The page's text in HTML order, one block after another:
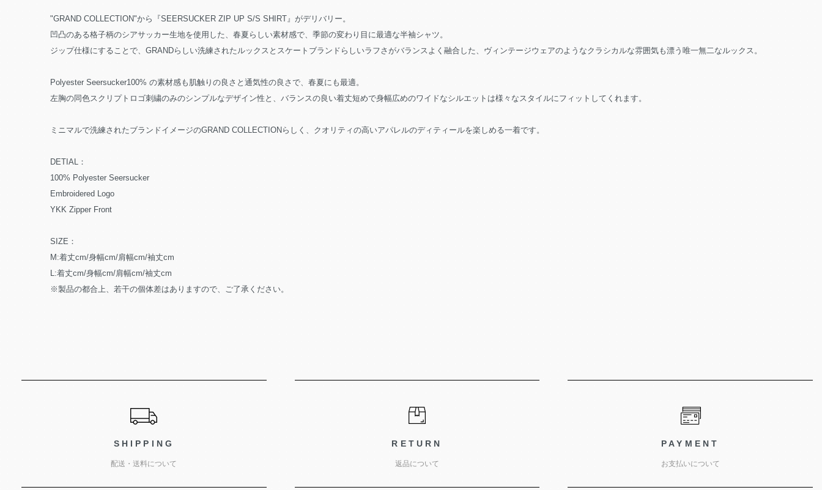
"GRAND COLLECTION"から『SEERSUCKER ZIP UP S/S SHIRT』がデリバリー。
凹凸のある格子柄のシアサッカー生地を使用した、春夏らしい素材感で、季節の変わり目に最適な半袖シャツ。
ジップ仕様にすることで、GRANDらしい洗練されたルックスとスケートブランドらしいラフさがバランスよく融合した、ヴィンテージウェアのようなクラシカルな雰囲気も漂う唯一無二なルックス。
Polyester Seersucker100% の素材感も肌触りの良さと通気性の良さで、春夏にも最適。
左胸の同色スクリプトロゴ刺繍のみのシンプルなデザイン性と、バランスの良い着丈短めで身幅広めのワイドなシルエットは様々なスタイルにフィットしてくれます。
ミニマルで洗練されたブランドイメージのGRAND COLLECTIONらしく、クオリティの高いアパレルのディティールを楽しめる一着です。
DETIAL：
100% Polyester Seersucker
Embroidered Logo
YKK Zipper Front
SIZE：
M:着丈cm/身幅cm/肩幅cm/袖丈cm
L:着丈cm/身幅cm/肩幅cm/袖丈cm
※製品の都合上、若干の個体差はありますので、ご了承ください。
SHIPPING
配送・送料について
RETURN
返品について
PAYMENT
お支払いについて